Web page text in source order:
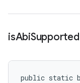
isAbiSupported
public static